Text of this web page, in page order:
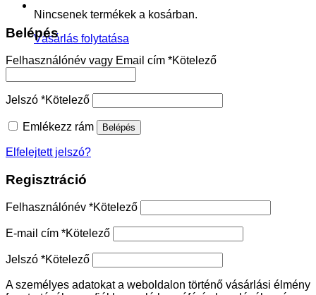
Nincsenek termékek a kosárban.
Vásárlás folytatása
Belépés
Felhasználónév vagy Email cím *Kötelező
Jelszó *Kötelező
Emlékezz rám Belépés
Elfelejtett jelszó?
Regisztráció
Felhasználónév *Kötelező
E-mail cím *Kötelező
Jelszó *Kötelező
A személyes adatokat a weboldalon történő vásárlási élmény